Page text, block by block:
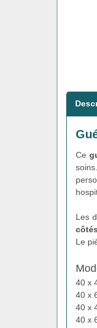
Ce
soins.
Les
Le
40 x
40 x
40 x
40 x